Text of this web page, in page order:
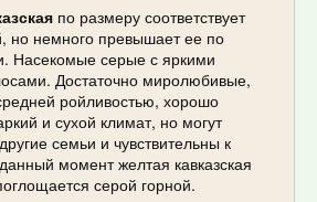
по размеру соответствует
но немного превышает ее по
Насекомые серые с яркими
Достаточно миролюбивые,
ройливостью, хорошо
и сухой климат, но могут
семьи и чувствительны к
момент желтая кавказская
серой горной.